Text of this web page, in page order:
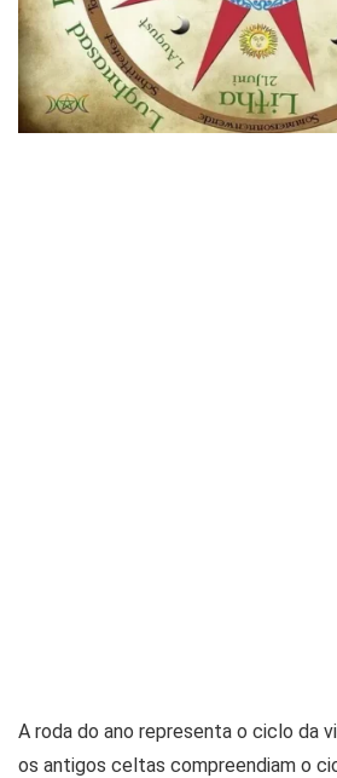
A roda do ano representa o ciclo da
os antigos celtas compreendiam o